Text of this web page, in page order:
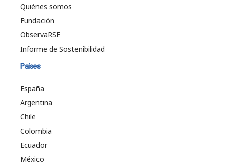
Quiénes somos
Fundación
ObservaRSE
Informe de Sostenibilidad
Países
España
Argentina
Chile
Colombia
Ecuador
México